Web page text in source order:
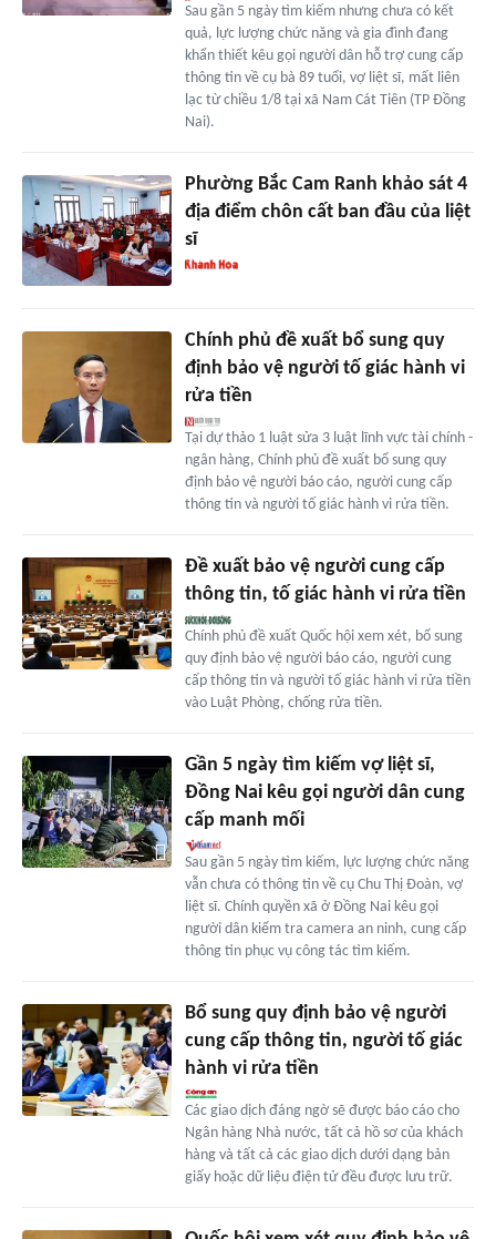
Sau gần 5 ngày tìm kiếm nhưng chưa có kết
quả, lực lượng chức năng và gia đình đang
khẩn thiết kêu gọi người dân hỗ trợ cung cấp
thông tin về cụ bà 89 tuổi, vợ liệt sĩ, mất liên
lạc từ chiều 1/8 tại xã Nam Cát Tiên (TP Đồng
Nai).
Phường Bắc Cam Ranh khảo sát 4
địa điểm chôn cất ban đầu của liệt
sĩ
Chính phủ đề xuất bổ sung quy
định bảo vệ người tố giác hành vi
rửa tiền
Tại dự thảo 1 luật sửa 3 luật lĩnh vực tài chính -
ngân hàng, Chính phủ đề xuất bổ sung quy
định bảo vệ người báo cáo, người cung cấp
thông tin và người tố giác hành vi rửa tiền.
Đề xuất bảo vệ người cung cấp
thông tin, tố giác hành vi rửa tiền
Chính phủ đề xuất Quốc hội xem xét, bổ sung
quy định bảo vệ người báo cáo, người cung
cấp thông tin và người tố giác hành vi rửa tiền
vào Luật Phòng, chống rửa tiền.
Gần 5 ngày tìm kiếm vợ liệt sĩ,
Đồng Nai kêu gọi người dân cung
cấp manh mối
Sau gần 5 ngày tìm kiếm, lực lượng chức năng
vẫn chưa có thông tin về cụ Chu Thị Đoàn, vợ
liệt sĩ. Chính quyền xã ở Đồng Nai kêu gọi
người dân kiểm tra camera an ninh, cung cấp
thông tin phục vụ công tác tìm kiếm.
Bổ sung quy định bảo vệ người
cung cấp thông tin, người tố giác
hành vi rửa tiền
Các giao dịch đáng ngờ sẽ được báo cáo cho
Ngân hàng Nhà nước, tất cả hồ sơ của khách
hàng và tất cả các giao dịch dưới dạng bản
giấy hoặc dữ liệu điện tử đều được lưu trữ.